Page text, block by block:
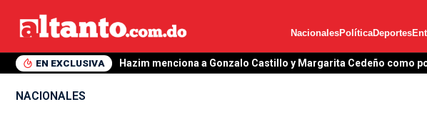
NacionalesPolíticaDeportes
EN EXCLUSIVA Hazim menciona a Gonzalo Castillo y Margarita Cedeño como
NACIONALES